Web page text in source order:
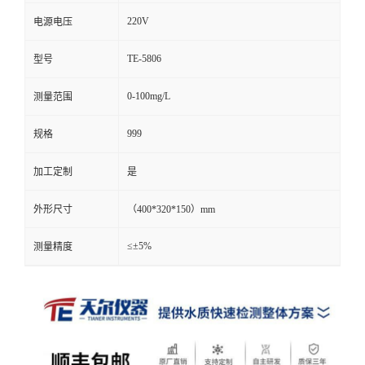
电源电压 220V
型号 TE-5806
测量范围 0-100mg/L
规格 999
加工定制 是
外形尺寸 （400*320*150）mm
测量精度 ≤±5%